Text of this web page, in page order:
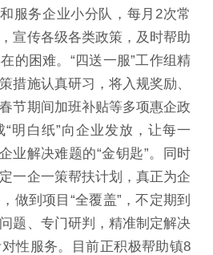
服务企业小分队，每月2次常
宣传各级各类政策，及时帮助
的困难。“四送一服”工作组精
措施认真研习，将入规奖励、
节期间加班补贴等多项惠企政
明白纸”向企业发放，让每一
业解决难题的“金钥匙”。同时
一企一策帮扶计划，真正为企
做到项目“全覆盖”，不定期到
题、专门研判，精准制定解决
性服务。目前正积极帮助镇8